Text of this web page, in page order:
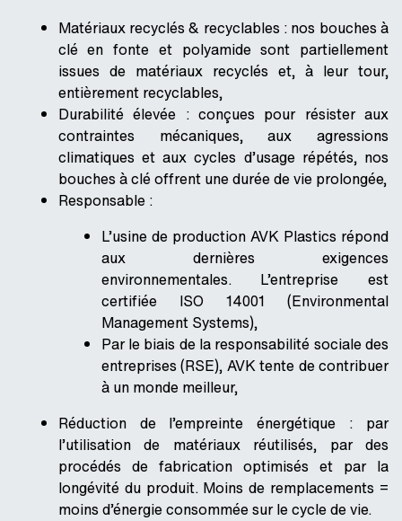
Matériaux recyclés & recyclables: nos bouches à
clé en fonte et polyamide sont partiellement
issues de matériaux recyclés et, à leur tour,
entièrement recyclables,
Durabilité élevée : conçues pour résister aux
contraintes mécaniques, aux agressions
climatiques et aux cycles d’usage répétés, nos
bouches à clé offrent une durée de vie prolongée,
Responsable:
L’usine de production AVK Plastics répond
aux dernières exigences
environnementales. L’entreprise est
certifiée ISO 14001 (Environmental
Management Systems),
Par le biais de la responsabilité sociale des
entreprises (RSE), AVK tente de contribuer
à un monde meilleur,
Réduction de l’empreinte énergétique : par
l’utilisation de matériaux réutilisés, par des
procédés de fabrication optimisés et par la
longévité du produit. Moins de remplacements =
moins d’énergie consommée sur le cycle de vie.